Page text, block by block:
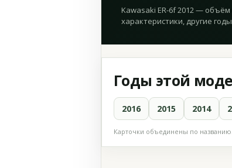
Kawasaki ER-6f 2012 —
характеристики, другие
Годы этой
2016 2015 2014
Карточки объединены по